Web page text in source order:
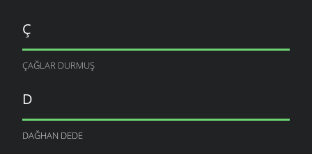
Ç
ÇAĞLAR DURMUŞ
D
DAĞHAN DEDE